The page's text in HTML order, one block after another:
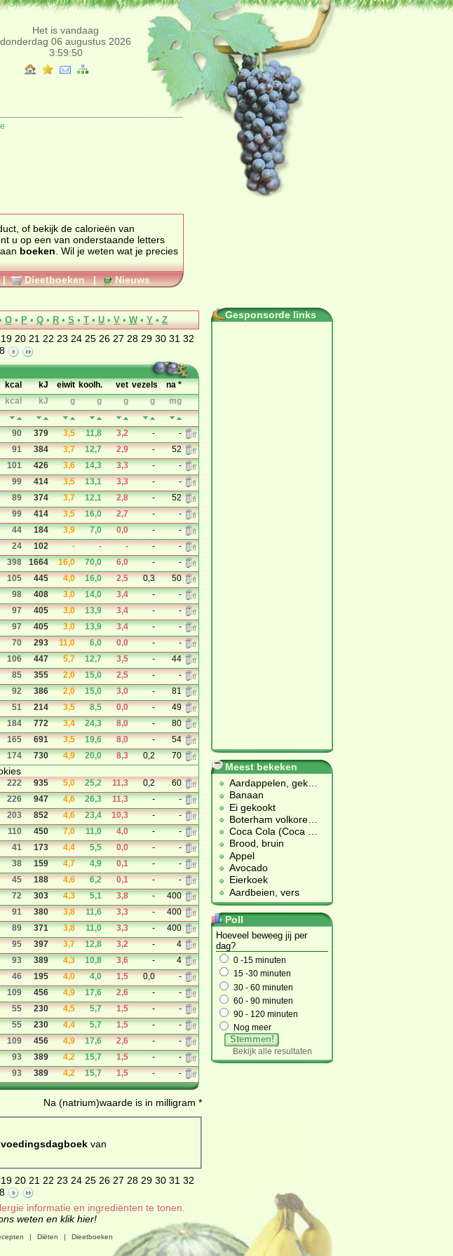
Het is vandaag
donderdag 06 augustus 2026
3:59:50
of bekijk de calorieën van
u op een van onderstaande letters
boeken . Wil je weten wat je precies
| Dieetboeken |
Nieuws
O • P • Q • R• S • T • U • V • W • Y • Z
19 20 21 22 23 24 25 26 27 28 29 30 31 32
kcal kJ eiwit koolh. vet vezels
na *
kcal kJ g g g g mg
90 379 3,5 11,8 3,2 -
-
91 384 3,7 12,7 2,9 -
52
101 426 3,6 14,3 3,3 -
-
99 414 3,5 13,1 3,3 -
-
89 374 3,7 12,1 2,8 -
52
99 414 3,5 16,0 2,7 -
-
44 184 3,9 7,0 0,0 -
-
24 102 - - - -
-
398 1664 16,0 70,0 6,0 -
-
105 445 4,0 16,0 2,5 0,3
50
98 408 3,0 14,0 3,4 -
-
97 405 3,0 13,9 3,4 -
-
97 405 3,0 13,9 3,4 -
-
70 293 11,0 6,0 0,0 -
-
106 447 5,7 12,7 3,5 -
44
85 355 2,0 15,0 2,5 -
-
92 386 2,0 15,0 3,0 -
81
51 214 3,5 8,5 0,0 -
49
184 772 3,4 24,3 8,0 -
80
165 691 3,5 19,6 8,0 -
54
174 730 4,9 20,0 8,3 0,2 70
222 935 5,0 25,2 11,3 0,2
60
226 947 4,6 26,3 11,3 -
-
203 852 4,6 23,4 10,3 -
-
110 450 7,0 11,0 4,0 -
-
41 173 4,4 5,5 0,0 -
-
38 159 4,7 4,9 0,1 -
-
45 188 4,6 6,2 0,1 -
-
72 303 4,3 5,1 3,8 -
400
91 380 3,8 11,6 3,3 -
400
89 371 3,8 11,0 3,3 -
400
95 397 3,7 12,8 3,2 -
4
93 389 4,3 10,8 3,6 -
4
46 195 4,0 4,0 1,5 0,0
-
109 456 4,9 17,6 2,6 -
-
55 230 4,5 5,7 1,5 -
-
55 230 4,4 5,7 1,5 -
-
109 456 4,9 17,6 2,6 -
-
93 389 4,2 15,7 1,5 -
-
93 389 4,2 15,7 1,5 - -
Na (natrium)waarde is in milligram *
voedingsdagboekvan
19 20 21 22 23 24 25 26 27 28 29 30 31 32
informatie en ingrediënten te tonen.
weten en klik hier!
Gesponsorde links
Meest bekeken
Aardappelen, gek
Banaan
Ei gekookt
Boterham volkore
Coca Cola (Coca
Brood, bruin
Appel
Avocado
Eierkoek
Aardbeien, vers
Poll
Hoeveel beweeg jij per
dag?
0 -15 minuten
15 -30 minuten
30 - 60 minuten
60 - 90 minuten
90 - 120 minuten
Nog meer
Stemmen!
Bekijk alle resultaten
| Diëten | Dieetboeken